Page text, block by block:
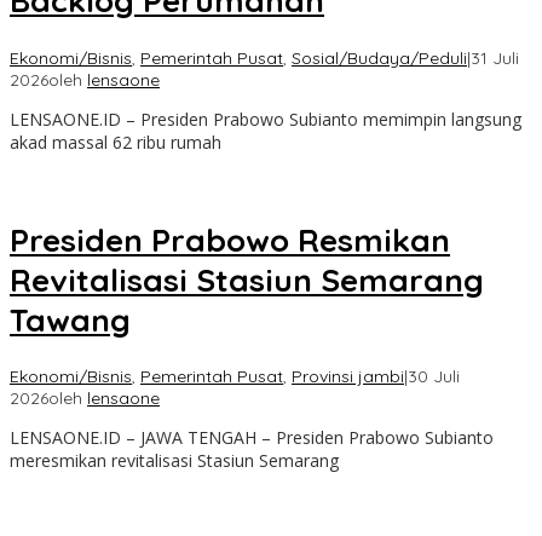
Ekonomi/Bisnis, Pemerintah Pusat, Sosial/Budaya/Peduli|31 Juli
2026oleh lensaone
LENSAONE.ID – Presiden Prabowo Subianto memimpin langsung
akad massal 62 ribu rumah
Presiden Prabowo Resmikan
Revitalisasi Stasiun Semarang
Tawang
Ekonomi/Bisnis, Pemerintah Pusat, Provinsi jambi|30 Juli
2026oleh lensaone
LENSAONE.ID – JAWA TENGAH – Presiden Prabowo Subianto
meresmikan revitalisasi Stasiun Semarang